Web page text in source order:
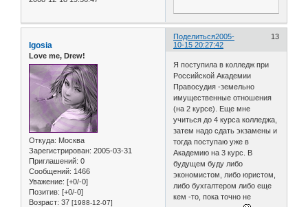
Поделиться 13
2005-
10-15 20:27:42
Igosia
Love me, Drew!
Откуда: Москва
Зарегистрирован: 2005-03-31
Приглашений: 0
Сообщений: 1466
Уважение: [+0/-0]
Позитив: [+0/-0]
Возраст: 37 [1988-12-07]
Я поступила в колледж при
Российской Академии
Правосудия -земельно
имущественные отношения
(на 2 курсе). Еще мне
учиться до 4 курса колледжа,
затем надо сдать экзамены и
тогда поступаю уже в
Академию на 3 курс. В
будущем буду либо
экономистом, либо юристом,
либо бухгалтером либо еще
кем -то, пока точно не